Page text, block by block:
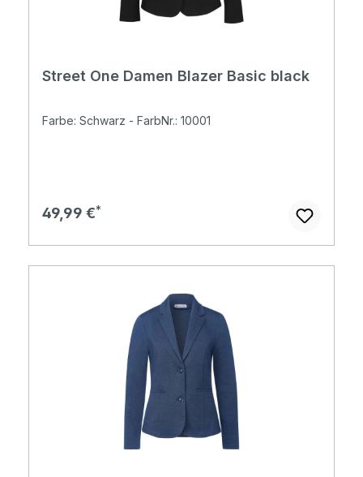
Street One Damen Blazer Basic black
Farbe: Schwarz - FarbNr.: 10001
Regulärer Preis:
49,99 €